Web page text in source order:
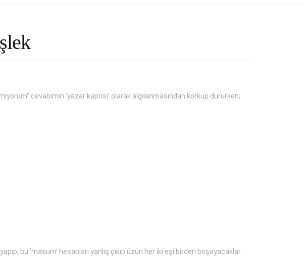
cevabımın ‘yazar kaprisi’ olarak algılanmasından korkup dururken;
bu ‘masum’ hesapları yanlış çıkıp üzün her iki eşi birden boşayacaklar